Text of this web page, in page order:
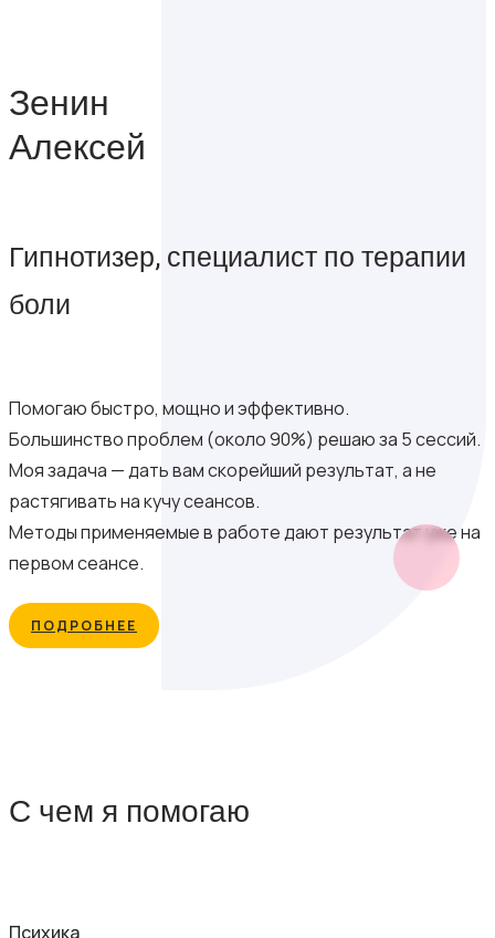
Зенин
Алексей
Гипнотизер, специалист по терапии
боли
Помогаю быстро, мощно и эффективно.
Большинство проблем (около 90%) решаю за 5 сессий.
Моя задача — дать вам скорейший результат, а не
растягивать на кучу сеансов.
Методы применяемые в работе дают результат уже на
первом сеансе.
ПОДРОБНЕЕ
С чем я помогаю
Психика